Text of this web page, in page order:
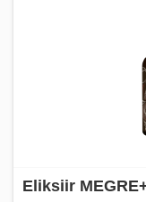
Eliksiir